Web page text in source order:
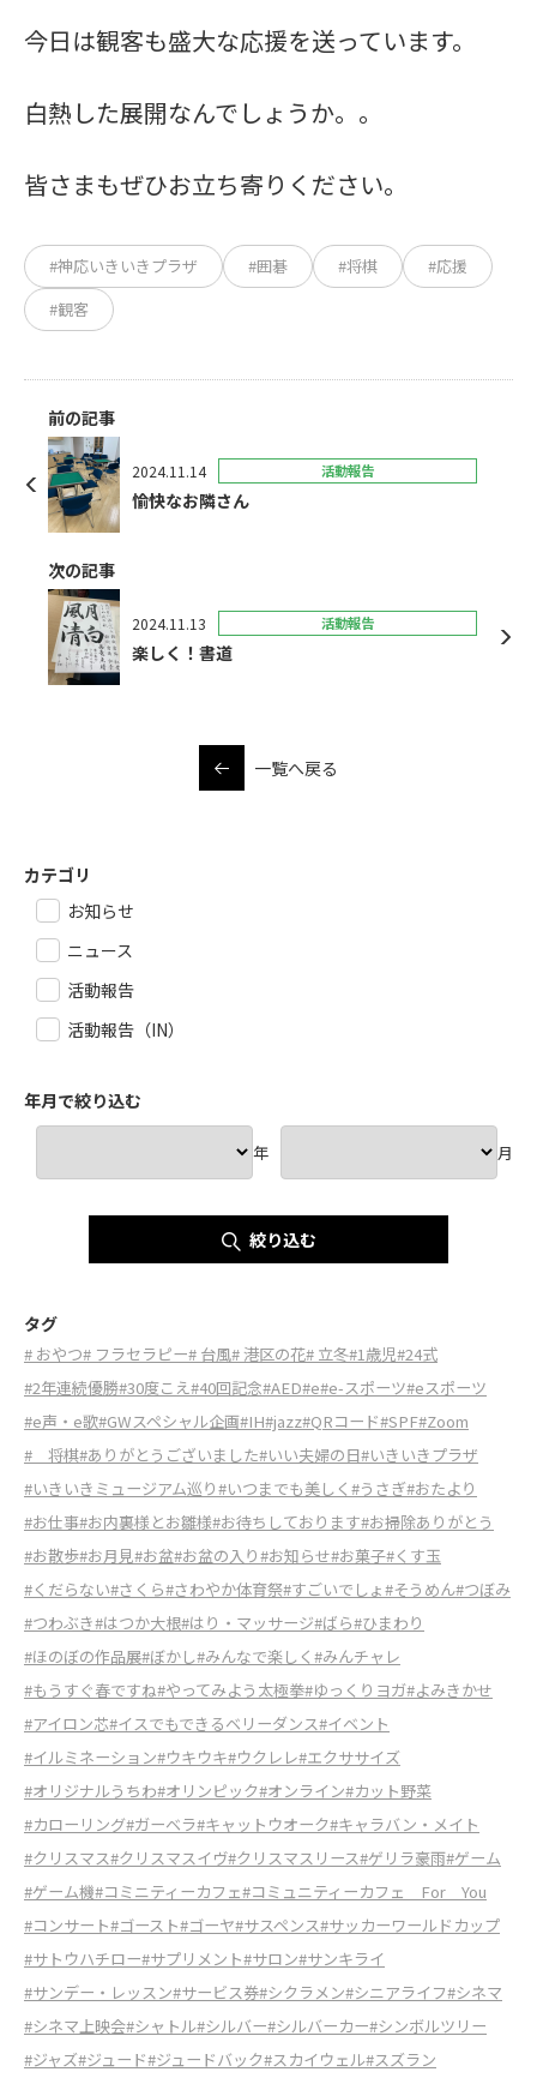
今日は観客も盛大な応援を送っています。
白熱した展開なんでしょうか。。
皆さまもぜひお立ち寄りください。
#神応いきいきプラザ #囲碁 #将棋
#応援
#観客
前の記事
2024.11.14 活動報告
愉快なお隣さん
次の記事
2024.11.13 活動報告
楽しく！書道
一覧へ戻る
カテゴリ
お知らせ
ニュース
活動報告
活動報告（IN）
年月で絞り込む
年 月
絞り込む
タグ
# おやつ# フラセラピー# 台風# 港区の花# 立冬#1歳児#24式
#2年連続優勝#30度こえ#40回記念#AED#e#e-スポーツ#eスポーツ
#e声・e歌#GWスペシャル企画#IH#jazz#QRコード#SPF#Zoom
# 将棋#ありがとうございました#いい夫婦の日#いきいきプラザ
#いきいきミュージアム巡り#いつまでも美しく #うさぎ#おたより
#お仕事#お内裏様とお雛様#お待ちしております#お掃除ありがとう
#お散歩#お月見#お盆#お盆の入り#お知らせ#お菓子#くす玉
#くだらない#さくら#さわやか体育祭#すごいでしょ#そうめん#つぼみ
#つわぶき#はつか大根#はり・マッサージ#ばら#ひまわり
#ほのぼの作品展#ぼかし#みんなで楽しく #みんチャレ
#もうすぐ春ですね#やってみよう太極拳#ゆっくりヨガ#よみきかせ
#アイロン芯#イスでもできるベリーダンス#イベント
#イルミネーション#ウキウキ#ウクレレ#エクササイズ
#オリジナルうちわ#オリンピック#オンライン#カット野菜
#カローリング#ガーベラ#キャットウオーク#キャラバン・メイト
#クリスマス#クリスマスイヴ#クリスマスリース#ゲリラ豪雨#ゲーム
#ゲーム機#コミニティーカフェ#コミュニティーカフェ For You
#コンサート#ゴースト#ゴーヤ#サスペンス#サッカーワールドカップ
#サトウハチロー#サプリメント#サロン#サンキライ
#サンデー・レッスン#サービス券#シクラメン#シニアライフ#シネマ
#シネマ上映会#シャトル#シルバー#シルバーカー#シンボルツリー
#ジャズ#ジュード#ジュードバック#スカイウェル#スズラン